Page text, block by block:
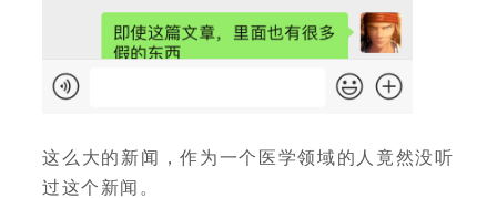
这么大的新闻，作为一个医学领域的人竟然没听
过这个新闻。